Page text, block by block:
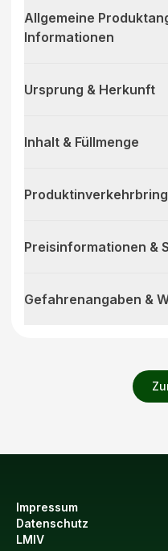
Andruckkontrolle auf
erkennt Berührung ohne
einfach in der
Drehzahl. Licht und Motor
Putzzyklus mit einem
Allgemeine
Informationen
Ursprung & Herkunft
Inhalt & Füllmenge
Preisinformationen &
Gefahrenangaben &
Impressum
Datenschutz
LMIV